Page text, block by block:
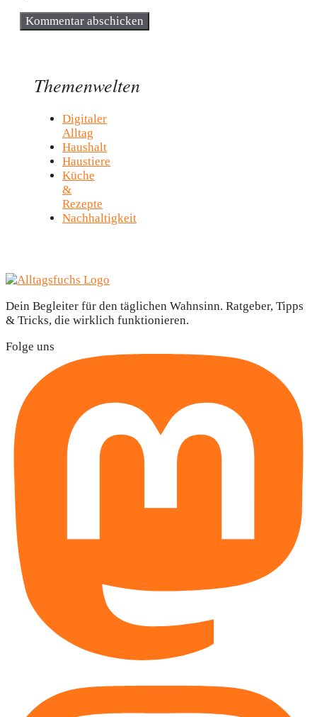
Themenwelten
Digitaler
Alltag
Haushalt
Haustiere
Küche
&
Rezepte
Nachhaltigkeit
Dein Begleiter für den täglichen Wahnsinn. Ratgeber, Tipps
& Tricks, die wirklich funktionieren.
Folge uns